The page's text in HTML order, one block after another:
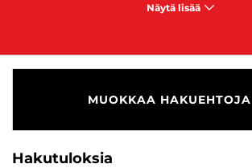
Näytä lisää
MUOKKAA HAKUEHTOJA
Hakutuloksia